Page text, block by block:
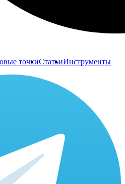
точкиСтатьиИнструменты